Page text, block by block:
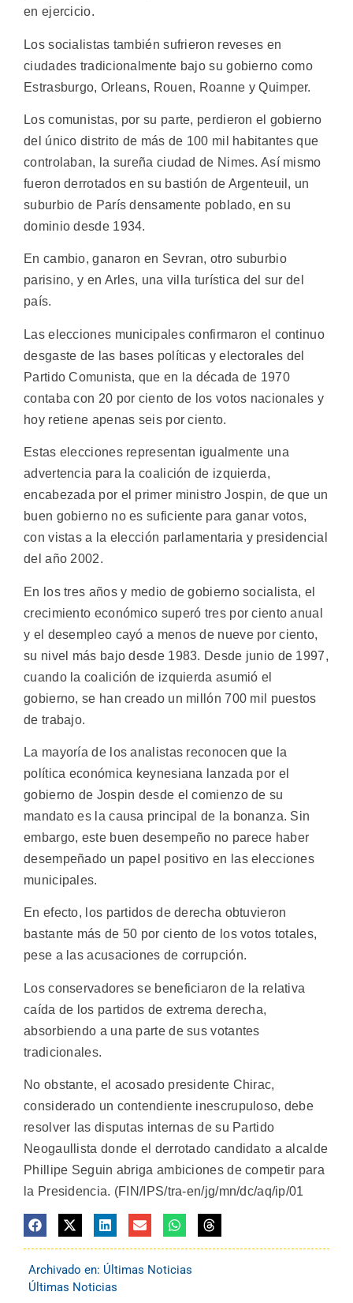
en ejercicio.
Los socialistas también sufrieron reveses en
ciudades tradicionalmente bajo su gobierno como
Estrasburgo, Orleans, Rouen, Roanne y Quimper.
Los comunistas, por su parte, perdieron el gobierno
del único distrito de más de 100 mil habitantes que
controlaban, la sureña ciudad de Nimes. Así mismo
fueron derrotados en su bastión de Argenteuil, un
suburbio de París densamente poblado, en su
dominio desde 1934.
En cambio, ganaron en Sevran, otro suburbio
parisino, y en Arles, una villa turística del sur del
país.
Las elecciones municipales confirmaron el continuo
desgaste de las bases políticas y electorales del
Partido Comunista, que en la década de 1970
contaba con 20 por ciento de los votos nacionales y
hoy retiene apenas seis por ciento.
Estas elecciones representan igualmente una
advertencia para la coalición de izquierda,
encabezada por el primer ministro Jospin, de que un
buen gobierno no es suficiente para ganar votos,
con vistas a la elección parlamentaria y presidencial
del año 2002.
En los tres años y medio de gobierno socialista, el
crecimiento económico superó tres por ciento anual
y el desempleo cayó a menos de nueve por ciento,
su nivel más bajo desde 1983. Desde junio de 1997,
cuando la coalición de izquierda asumió el
gobierno, se han creado un millón 700 mil puestos
de trabajo.
La mayoría de los analistas reconocen que la
política económica keynesiana lanzada por el
gobierno de Jospin desde el comienzo de su
mandato es la causa principal de la bonanza. Sin
embargo, este buen desempeño no parece haber
desempeñado un papel positivo en las elecciones
municipales.
En efecto, los partidos de derecha obtuvieron
bastante más de 50 por ciento de los votos totales,
pese a las acusaciones de corrupción.
Los conservadores se beneficiaron de la relativa
caída de los partidos de extrema derecha,
absorbiendo a una parte de sus votantes
tradicionales.
No obstante, el acosado presidente Chirac,
considerado un contendiente inescrupuloso, debe
resolver las disputas internas de su Partido
Neogaullista donde el derrotado candidato a alcalde
Phillipe Seguin abriga ambiciones de competir para
la Presidencia. (FIN/IPS/tra-en/jg/mn/dc/aq/ip/01
Archivado en: Últimas Noticias
Últimas Noticias